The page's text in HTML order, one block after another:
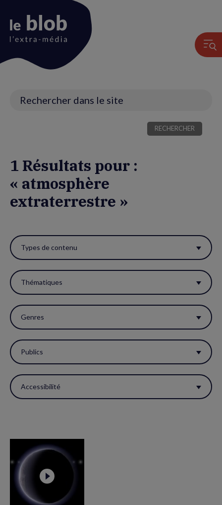
1 Résultats pour :
« atmosphère
extraterrestre »
ces
filtres
pour
réactualiser
la
page.
Types de contenu
Thématiques
Genres
Publics
Accessibilité